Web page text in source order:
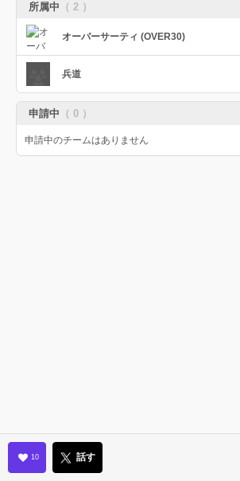
所属中 （ 2 ）
オーバーサーティ (OVER30)
兵道
申請中 （ 0 ）
申請中のチームはありません
10 話す